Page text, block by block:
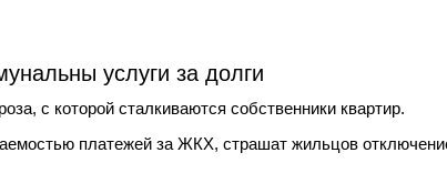
услуги за долги
с которой сталкиваются собственники квартир.
платежей за ЖКХ, страшат жильцов